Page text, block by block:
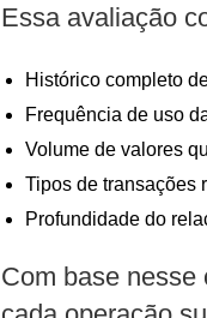
Essa avaliação
Histórico completo
Frequência de uso
Volume de valores
Tipos de transações
Profundidade do
Com base nesse